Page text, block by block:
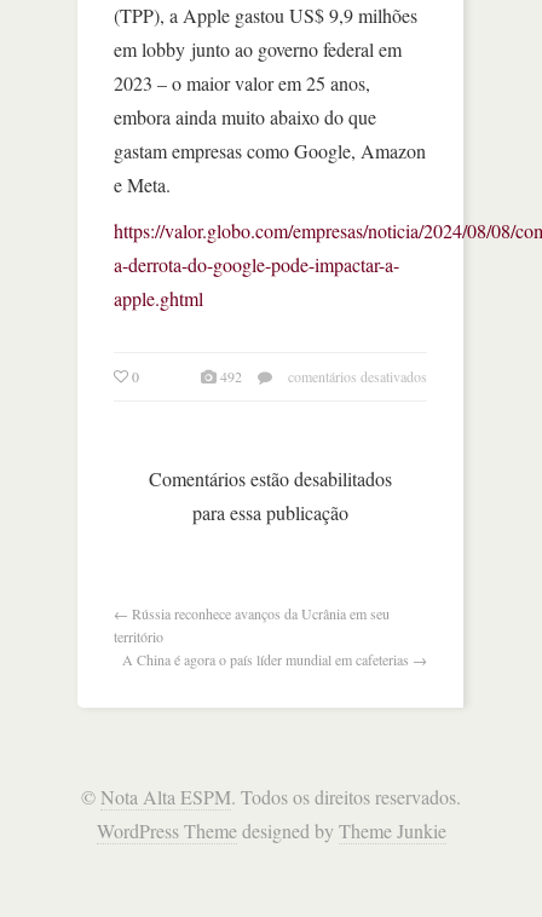
(TPP), a Apple gastou US$ 9,9 milhões
em lobby junto ao governo federal em
2023 – o maior valor em 25 anos,
embora ainda muito abaixo do que
gastam empresas como Google, Amazon
e Meta.
https://valor.globo.com/empresas/noticia/2024/08/08/
a-derrota-do-google-pode-impactar-a-
apple.ghtml
0 492 comentários desativados
Comentários estão desabilitados
para essa publicação
← Rússia reconhece avanços da Ucrânia em seu
território
A China é agora o país líder mundial em cafeterias →
©Nota Alta ESPM. Todos os direitos reservados.
WordPress Themedesigned by Theme Junkie